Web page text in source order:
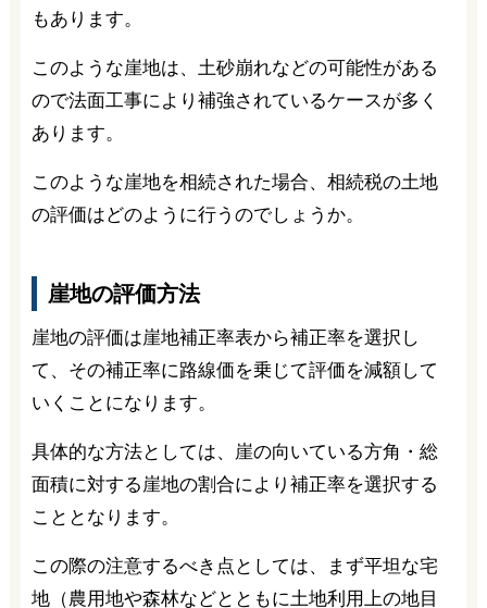
もあります。
このような崖地は、土砂崩れなどの可能性がある
ので法面工事により補強されているケースが多く
あります。
このような崖地を相続された場合、相続税の土地
の評価はどのように行うのでしょうか。
崖地の評価方法
崖地の評価は崖地補正率表から補正率を選択し
て、その補正率に路線価を乗じて評価を減額して
いくことになります。
具体的な方法としては、崖の向いている方角・総
面積に対する崖地の割合により補正率を選択する
こととなります。
この際の注意するべき点としては、まず平坦な宅
地（農用地や森林などとともに土地利用上の地目